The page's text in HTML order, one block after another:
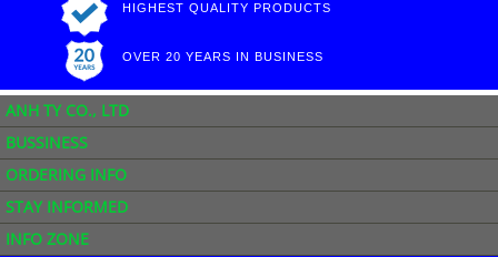
HIGHEST QUALITY PRODUCTS
OVER 20 YEARS IN BUSINESS
ANH TY CO., LTD
BUSSINESS
ORDERING INFO
STAY INFORMED
INFO ZONE